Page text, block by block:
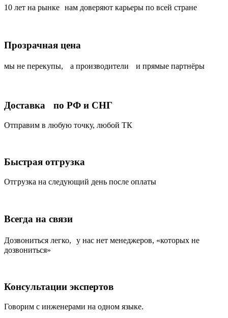
10 лет на рынке нам доверяют карьеры по всей стране
Прозрачная цена
мы не перекупы, а производители и прямые партнёры
Доставка по РФ и СНГ
Отправим в любую точку, любой ТК
Быстрая отгрузка
Отгрузка на следующий день после оплаты
Всегда на связи
Дозвониться легко, у нас нет менеджеров, «которых не
дозвониться»
Консультации экспертов
Говорим с инженерами на одном языке.